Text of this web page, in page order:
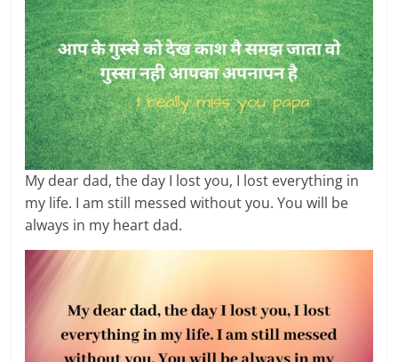
My dear dad, the day I lost you, I lost everything in
my life. I am still messed without you. You will be
always in my heart dad.